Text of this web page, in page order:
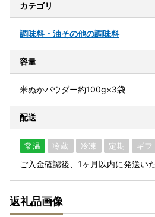
カテゴリ
調味料・油その他の調味料
容量
米ぬかパウダー約100g×3袋
配送
常温 冷蔵 冷凍 定期 ギフ
ご入金確認後、1ヶ月以内に発送い
返礼品画像